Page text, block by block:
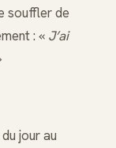
souffler de
: « J’ai
jour au